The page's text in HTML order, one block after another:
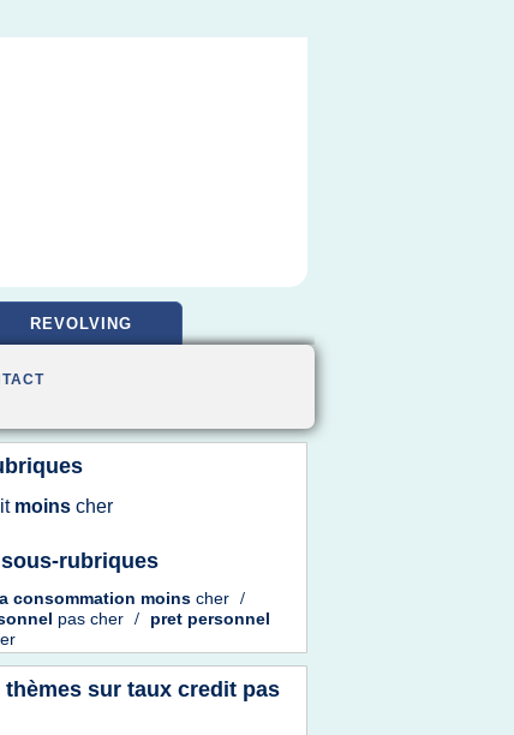
REVOLVING
moins cher
rubriques
consommation moins cher /
pas cher /
pret personnel
thèmes sur taux credit pas